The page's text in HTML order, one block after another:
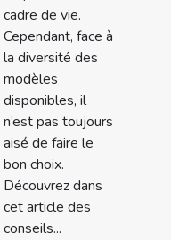
cadre de vie.
Cependant, face à
la diversité des
modèles
disponibles, il
n’est pas toujours
aisé de faire le
bon choix.
Découvrez dans
cet article des
conseils...